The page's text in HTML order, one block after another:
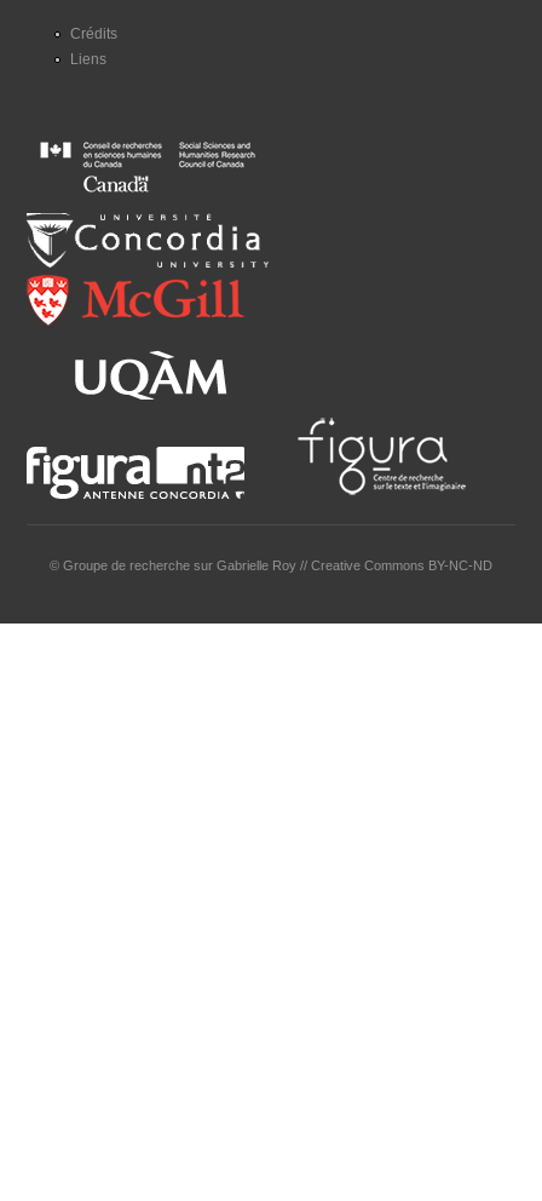
Crédits
Liens
© Groupe de recherche sur Gabrielle Roy // Creative Commons BY-NC-ND